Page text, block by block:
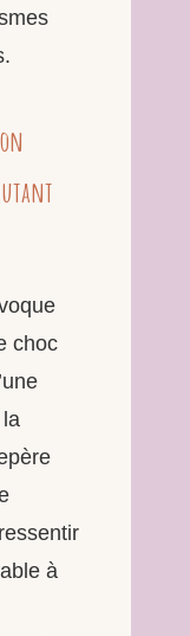
choc
à